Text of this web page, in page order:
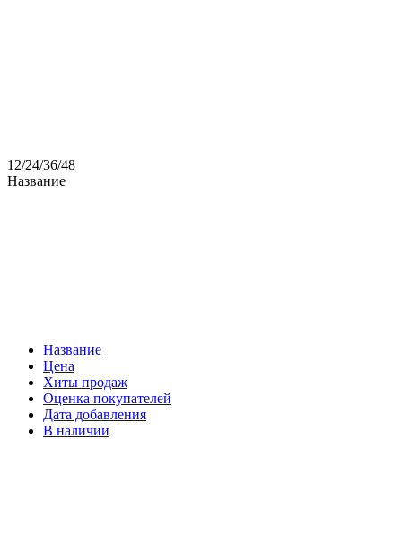
12/24/36/48
Название
Название
Цена
Хиты продаж
Оценка покупателей
Дата добавления
В наличии